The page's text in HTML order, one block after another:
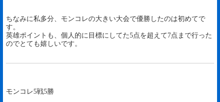
ちなみに私多分、モンコレの大きい大会で優勝したのは初めてで
す。
英雄ポイントも、個人的に目標にしてた5点を超えて7点まで行った
のでとても嬉しいです。
モンコレ5戦5勝